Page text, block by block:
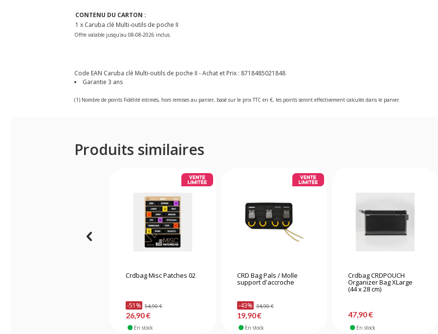
CONTENU DU CARTON :
1 x Caruba clé Multi-outils de poche II
Offre valable jusqu'au 08-08-2026 inclus.
Code EAN Caruba clé Multi-outils de poche II - Achat et Prix : 8718485021848
Garantie 3 ans
(1) Nombre de points Fidélité estimés, hors remises au panier, basé sur le prix TTC en €, les points seront effectivement calculés dans le panier.
Produits similaires
Crdbag Misc Patches 02
-51% 54,90 €
26,90 €
En stock
CRD Bag Pals / Molle
support d'accroche
-43% 34,90 €
19,90 €
En stock
Crdbag CRDPOUCH
Organizer Bag XLarge
(44 x 28 cm)
47,90 €
En stock